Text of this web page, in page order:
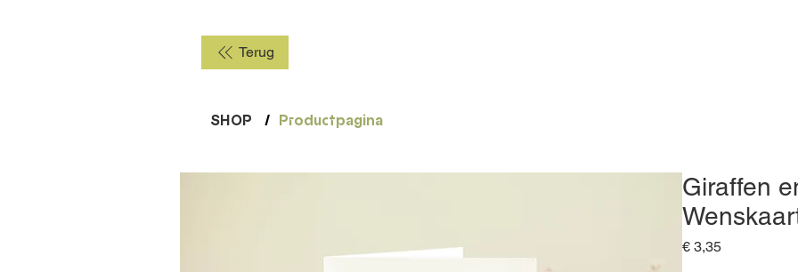
Terug
SHOP / Productpagina
Giraffen
€ 3,35Prijs